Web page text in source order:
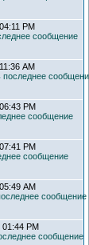
PM
AM
PM
PM
AM
PM